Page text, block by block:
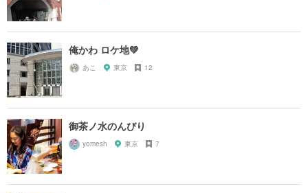
俺かわ ロケ地💚
あこ 東京 12
御茶ノ水のんびり
yomesh 東京 7